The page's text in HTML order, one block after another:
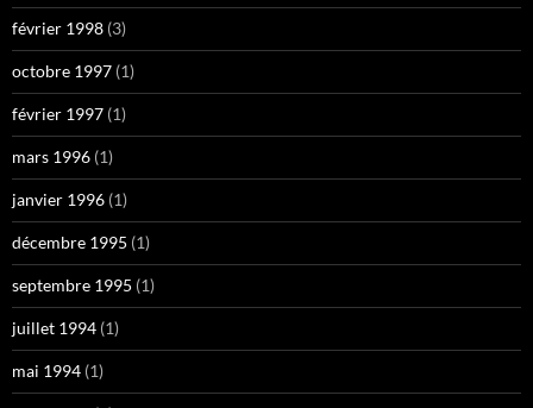
février 1998 (3)
octobre 1997 (1)
février 1997 (1)
mars 1996 (1)
janvier 1996 (1)
décembre 1995 (1)
septembre 1995 (1)
juillet 1994 (1)
mai 1994 (1)